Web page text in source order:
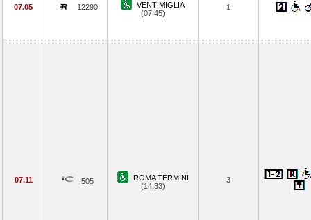
07.05 12290
VENTIMIGLIA
(07.45)
1
07.11 505
ROMA TERMINI
(14.33)
3